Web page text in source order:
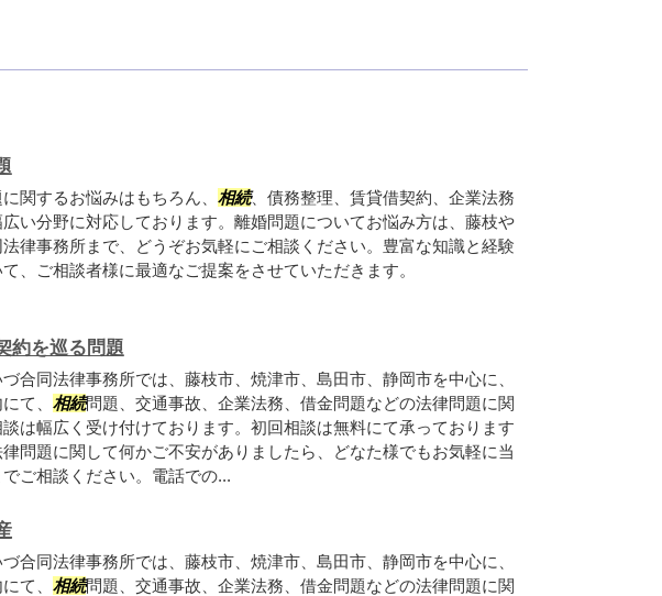
関するお悩みはもちろん、 相続、債務整理、賃貸借契約、企業法務
い分野に対応しております。離婚問題についてお悩み方は、藤枝や
律事務所まで、どうぞお気軽にご相談ください。豊富な知識と経験
、ご相談者様に最適なご提案をさせていただきます。
約を巡る問題
合同法律事務所では、藤枝市、焼津市、島田市、静岡市を中心に、
て、 相続問題、交通事故、企業法務、借金問題などの法律問題に関
は幅広く受け付けております。初回相談は無料にて承っております
問題に関して何かご不安がありましたら、どなた様でもお気軽に当
ご相談ください。電話での...
合同法律事務所では、藤枝市、焼津市、島田市、静岡市を中心に、
て、 相続問題、交通事故、企業法務、借金問題などの法律問題に関